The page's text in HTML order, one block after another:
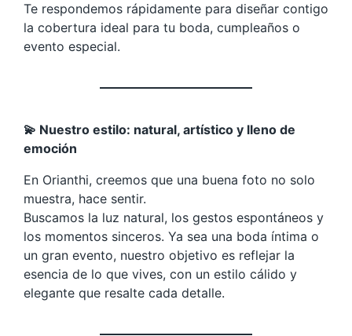
Te respondemos rápidamente para diseñar contigo
la cobertura ideal para tu boda, cumpleaños o
evento especial.
💫 Nuestro estilo: natural, artístico y lleno de
emoción
En Orianthi, creemos que una buena foto no solo
muestra, hace sentir.
Buscamos la luz natural, los gestos espontáneos y
los momentos sinceros. Ya sea una boda íntima o
un gran evento, nuestro objetivo es reflejar la
esencia de lo que vives, con un estilo cálido y
elegante que resalte cada detalle.